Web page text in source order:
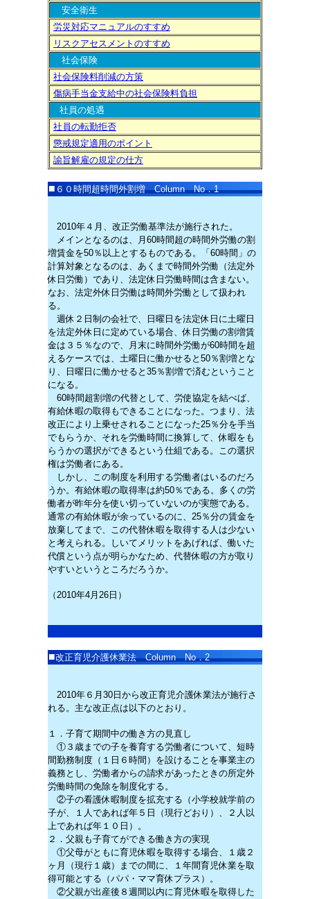
安全衛生
労災対応マニュアルのすすめ
リスクアセスメントのすすめ
社会保険
社会保険料削減の方策
傷病手当金支給中の社会保険料負担
社員の処遇
社員の転勤拒否
懲戒規定適用のポイント
諭旨解雇の規定の仕方
■ ６０時間超時間外割増Column No．1
2010年４月、改正労働基準法が施行された。
メインとなるのは、月60時間超の時間外労働の割
増賃金を50％以上とするものである。「60時間」の
計算対象となるのは、あくまで時間外労働（法定外
休日労働）であり、法定休日労働時間は含まない。
なお、法定外休日労働は時間外労働として扱われ
る。
週休２日制の会社で、日曜日を法定休日に土曜日
を法定外休日に定めている場合、休日労働の割増賃
金は３５％なので、月末に時間外労働が60時間を超
えるケースでは、土曜日に働かせると50％割増とな
り、日曜日に働かせると35％割増で済むということ
になる。
60時間超割増の代替として、労使協定を結べば、
有給休暇の取得もできることになった。つまり、法
改正により上乗せされることになった25％分を手当
でもらうか、それを労働時間に換算して、休暇をも
らうかの選択ができるという仕組である。この選択
権は労働者にある。
しかし、この制度を利用する労働者はいるのだろ
うか。有給休暇の取得率は約50％である。多くの労
働者が昨年分を使い切っていないのが実態である。
通常の有給休暇が余っているのに、25％分の賃金を
放棄してまで、この代替休暇を取得する人は少ない
と考えられる。しいてメリットをあげれば、働いた
代償という点が明らかなため、代替休暇の方が取り
やすいというところだろうか。
（2010年4月26日）
■改正育児介護休業法Column No．2
2010年６月30日から改正育児介護休業法が施行さ
れる。主な改正点は以下のとおり。
１．子育て期間中の働き方の見直し
①３歳までの子を養育する労働者について、短時
間勤務制度（１日６時間）を設けることを事業主の
義務とし、労働者からの請求があったときの所定外
労働時間の免除を制度化する。
②子の看護休暇制度を拡充する（小学校就学前の
子が、１人であれば年５日（現行どおり）、２人以
上であれば年１０日）。
２．父親も子育てができる働き方の実現
①父母がともに育児休暇を取得する場合、１歳２
ヶ月（現行１歳）までの間に、１年間育児休業を取
得可能とする（パパ・ママ育休プラス）。
②父親が出産後８週間以内に育児休暇を取得した